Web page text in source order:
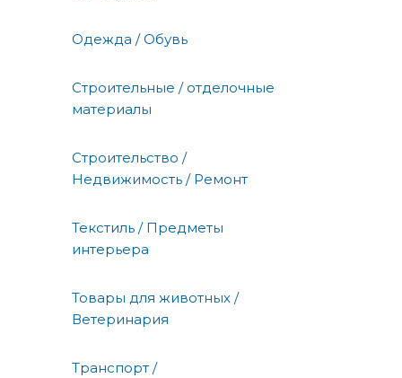
Одежда / Обувь
Строительные / отделочные
материалы
Строительство /
Недвижимость / Ремонт
Текстиль / Предметы
интерьера
Товары для животных /
Ветеринария
Транспорт /